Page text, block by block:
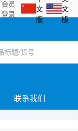
会员
登录
文
版
文
版
联系我们